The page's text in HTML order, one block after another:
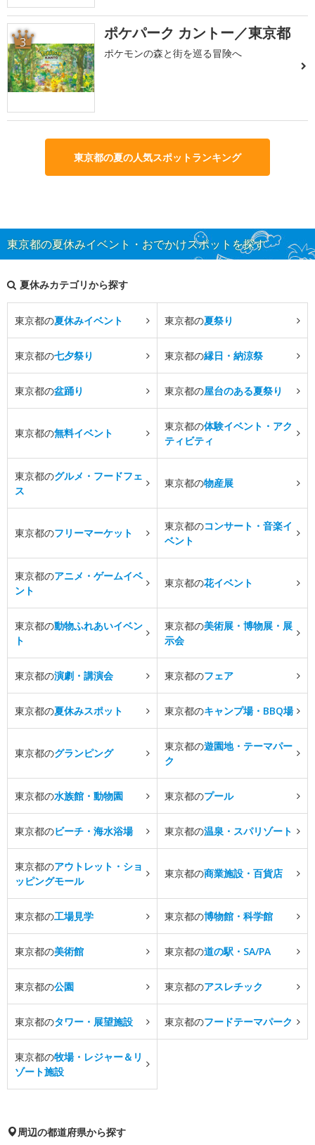
3 ポケパーク カントー／東京都
ポケモンの森と街を巡る冒険へ
東京都の夏の人気スポットランキング
東京都の夏休みイベント・おでかけスポットを探す
夏休みカテゴリから探す
東京都の夏休みイベント 東京都の夏祭り
東京都の七夕祭り 東京都の縁日・納涼祭
東京都の盆踊り 東京都の屋台のある夏祭り
東京都の無料イベント
東京都の体験イベント・アク
ティビティ
東京都のグルメ・フードフェ
ス
東京都の物産展
東京都のフリーマーケット
東京都のコンサート・音楽イ
ベント
東京都のアニメ・ゲームイベ
ント
東京都の花イベント
東京都の動物ふれあいイベン
ト
東京都の美術展・博物展・展
示会
東京都の演劇・講演会 東京都のフェア
東京都の夏休みスポット 東京都のキャンプ場・BBQ場
東京都のグランピング
東京都の遊園地・テーマパー
ク
東京都の水族館・動物園 東京都のプール
東京都のビーチ・海水浴場 東京都の温泉・スパリゾート
東京都のアウトレット・ショ
ッピングモール
東京都の商業施設・百貨店
東京都の工場見学 東京都の博物館・科学館
東京都の美術館 東京都の道の駅・SA/PA
東京都の公園 東京都のアスレチック
東京都のタワー・展望施設 東京都のフードテーマパーク
東京都の牧場・レジャー＆リ
ゾート施設
周辺の都道府県から探す